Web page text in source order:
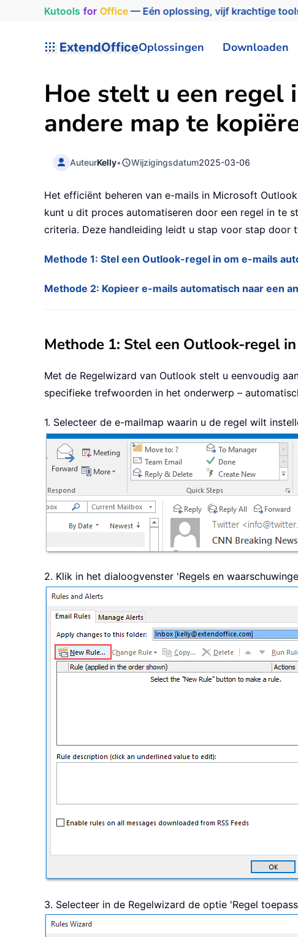
Kutools for Office— Eén oplossing, vijf krachtige
ExtendOfficeOplossingen Downloaden
Hoe stelt u een regel
andere map te
AuteurKelly• Wijzigingsdatum2025-03-06
Het efficiënt beheren van e-mails in Microsoft
kunt u dit proces automatiseren door een regel in te
criteria. Deze handleiding leidt u stap voor stap door
Methode 1: Stel een Outlook-regel in om e-mails
Methode 2: Kopieer e-mails automatisch naar een
Methode 1: Stel een Outlook-regel
Met de Regelwizard van Outlook stelt u eenvoudig
specifieke trefwoorden in het onderwerp –
1. Selecteer de e-mailmap waarin u de regel wilt
2. Klik in het dialoogvenster 'Regels en
3. Selecteer in de Regelwizard de optie 'Regel